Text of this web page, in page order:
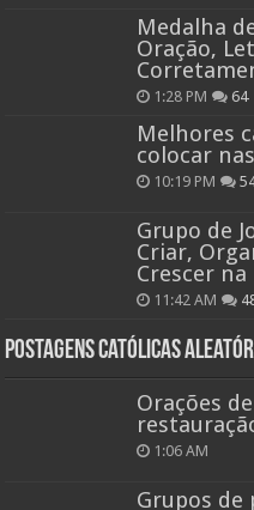
Medalha
Oração,
1:28 PM 64
Melhores
colocar
10:19 PM
Grupo de
Criar,
Crescer na
11:42 AM
Postagens católicas
Orações
1:06 AM
Grupos de